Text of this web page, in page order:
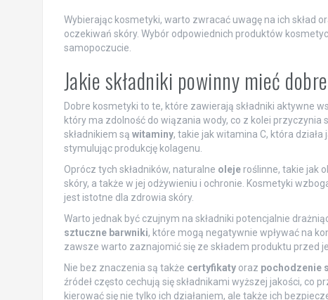
Wybierając kosmetyki, warto zwracać uwagę na ich skład
oczekiwań skóry. Wybór odpowiednich produktów
samopoczucie.
Jakie składniki powinny mieć
Dobre kosmetyki to te, które zawierają składniki aktywne
który ma zdolność do wiązania wody, co z kolei
składnikiem są witaminy, takie jak witamina C, która
stymulując produkcję kolagenu.
Oprócz tych składników, naturalne olejeroślinne, takie jak
skóry, a także w jej odżywieniu i ochronie. Kosmetyki
jest istotne dla zdrowia skóry.
Warto jednak być czujnym na składniki potencjalnie
sztuczne barwniki, które mogą negatywnie wpływać na
zawsze warto zaznajomić się ze składem produktu przed
Nie bez znaczenia są także certyfikatyoraz pochodzenie
źródeł często cechują się składnikami wyższej jakości, co
kierować się nie tylko ich działaniem, ale także ich